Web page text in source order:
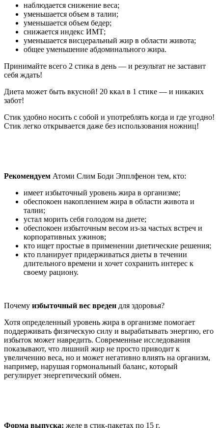
наблюдается снижение веса;
уменьшается объем в талии;
уменьшается объем бедер;
снижается индекс ИМТ;
уменьшается висцеральный жир в области живота;
общее уменьшение абдоминального жира.
Принимайте всего 2 стика в день — и результат не заставит
себя ждать!
Диета может быть вкусной! 20 ккал в 1 стике — и никаких
забот!
Стик удобно носить с собой и употреблять когда и где угодно!
Стик легко открывается даже без использования ножниц!
Рекомендуем Атоми Слим Боди Эпплфенон тем, кто:
имеет избыточный уровень жира в организме;
обеспокоен накоплением жира в области живота и
талии;
устал морить себя голодом на диете;
обеспокоен избыточным весом из-за частых встреч и
корпоративных ужинов;
кто ищет простые в применении диетические решения;
кто планирует придерживаться диеты в течении
длительного времени и хочет сохранить интерес к
своему рациону.
Почему избыточный вес вреден для здоровья?
Хотя определенный уровень жира в организме помогает
поддерживать физическую силу и вырабатывать энергию, его
избыток может навредить. Современные исследования
показывают, что лишний жир не просто приводит к
увеличению веса, но и может негативно влиять на организм,
например, нарушая гормональный баланс, который
регулирует энергетический обмен.
Форма выпуска: желе в стик-пакетах по 15 г.